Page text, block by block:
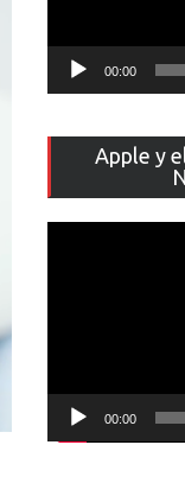
00:00
Apple y
00:00